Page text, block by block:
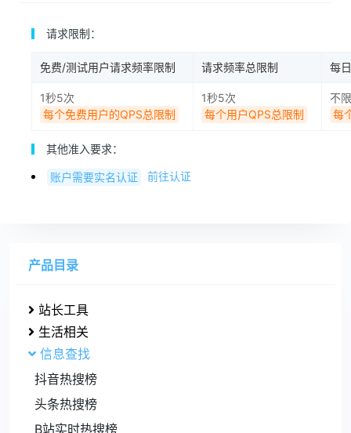
请求限制：
免费/测试用户请求频率限制 请求频率总限制 每
1秒5次
每个免费用户的QPS总限制
1秒5次
每个用户QPS总限制
不限
每
其他准入要求：
账户需要实名认证 前往认证
产品目录
站长工具
生活相关
信息查找
抖音热搜榜
头条热搜榜
B站实时热搜榜